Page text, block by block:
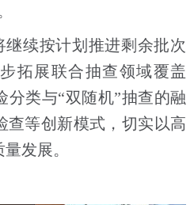
续按计划推进剩余批次
拓展联合抽查领域覆盖
分类与“双随机”抽查的融
查等创新模式，切实以高
发展。